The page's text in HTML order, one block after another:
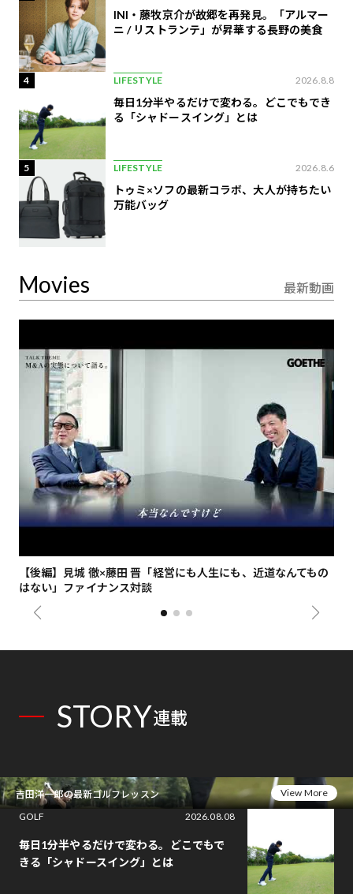
INI・藤牧京介が故郷を再発見。「アルマー
ニ / リストランテ」が昇華する長野の美食
4 LIFESTYLE 2026.8.8
毎日1分半やるだけで変わる。どこでもでき
る「シャドースイング」とは
5 LIFESTYLE 2026.8.6
トゥミ×ソフの最新コラボ、大人が持ちたい
万能バッグ
Movies 最新動画
【後編】見城 徹×藤田 晋「経営にも人生にも、近道なんてもの
はない」ファイナンス対談
STORY連載
吉田洋一郎の最新ゴルフレッスン
View More
GOLF
2026.08.08
毎日1分半やるだけで変わる。どこでもで
きる「シャドースイング」とは